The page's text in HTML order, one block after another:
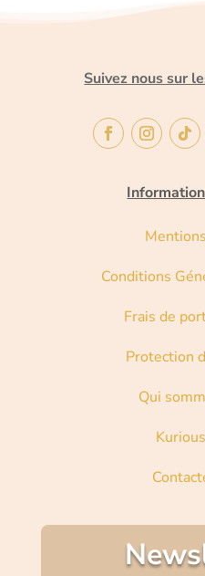
Suivez nous sur
Conditions
Frais de
Protection
Qui